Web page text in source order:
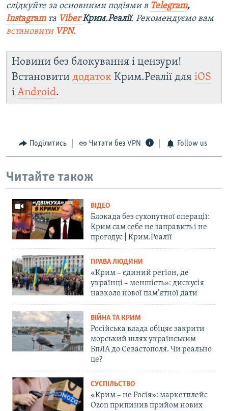
слідкуйте за основними подіями в Telegram,
Instagramта ViberКрим.Реалії. Рекомендуємо вам
встановити VPN.
Новини без блокування і цензури!
Встановити додаток Крим.Реалії для iOS
і Android.
Поділитись Читати без VPN Follow us
Читайте також
ВІДЕО
Блокада без сухопутної операції:
Крим сам себе не заправить і не
прогодує | Крим.Реалії
ПРАВА ЛЮДИНИ
«Крим – єдиний регіон, де
українці – меншість»: дискусія
навколо нової пам'ятної дати
ВІЙНА ТА КРИМ
Російська влада обіцяє закрити
морський шлях українським
БпЛА до Севастополя. Чи реально
це?
СУСПІЛЬСТВО
«Крим – не Росія»: маркетплейс
Ozon припинив прийом нових